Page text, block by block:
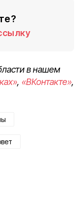
в нашем
, «ВКонтакте»,